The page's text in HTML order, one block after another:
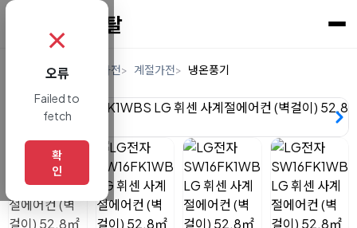
렌탈 디지털/가전 계절가전 냉온풍기
✗
오류
Failed to
fetch
확
인